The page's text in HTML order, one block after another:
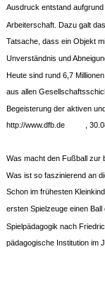
Ausdruck entstand
Arbeiterschaft. Dazu galt
Tatsache, dass ein Objekt
Unverständnis und
Heute sind rund 6,7
aus allen
Begeisterung der aktiven
http://www.dfb.de
,
Was macht den Fußball zur
Was ist so faszinierend an
Schon im frühesten
ersten Spielzeuge einen
Spielpädagogik nach
pädagogische Institution im